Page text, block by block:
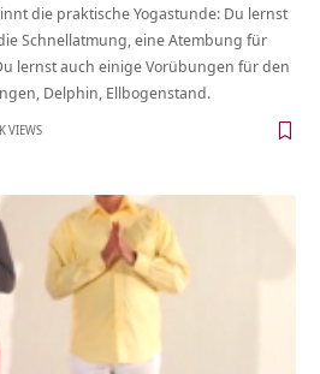
die praktische Yogastunde: Du lernst
Schnellatmung, eine Atembung für
lernst auch einige Vorübungen für den
Delphin, Ellbogenstand.
VIEWS